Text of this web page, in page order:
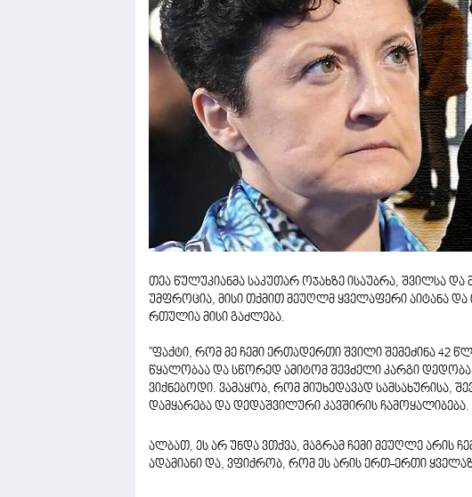
თეა წულუკიანმა საკუთარ ოჯახზე ისაუბრა, შვილსა
უმფროცია, მისი თქმით მეუღლმ ყველაფერი აიტანა და
რთულია მისი გაძლება.
"ფაქტი, რომ მე ჩემი ერთადერთი შვილი შემეძინა 42
წყალობაა და სწორედ ამიტომ შევძელი კარგი
ვიქნებოდი. ვამაყობ, რომ მიუხედავად სამსახურისა,
დამყარება და დედაშვილური კავშირის ჩამოყალიბება.
ალბათ, ეს არ უნდა ვთქვა, მაგრამ ჩემი მეუღლე არის
ადამიანი და, ვფიქრობ, რომ ეს არის ერთ-ერთი